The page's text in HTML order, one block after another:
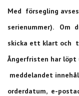
Med försegling
serienummer). Om
skicka ett klart och
Ångerfristen har
meddelandet
orderdatum, e-